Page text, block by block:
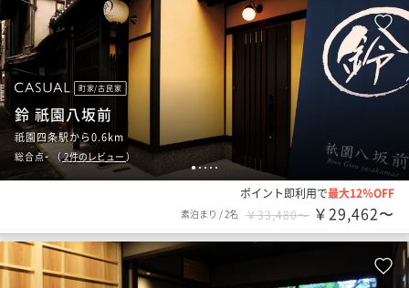
1234 5
町家/古民家
鈴 祇園八坂前
祇園四条駅から0.6km
総合点-（2件のレビュー ）
ポイント即利用で最大12％OFF
素泊まり /2名 ￥33,480〜 ￥29,462〜